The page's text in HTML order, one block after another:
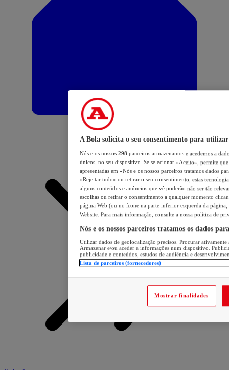
A Bola solicita o seu consentimento para utilizar
Nós e os nossos 298 parceiros armazenamos e acedemos a
únicos, no seu dispositivo. Se selecionar «Aceito», permite
apresentadas em «Nós e os nossos parceiros tratamos dados
«Rejeitar tudo» ou retirar o seu consentimento, estas
alguns conteúdos e anúncios que vê poderão não ser tão
escolhas ou retirar o consentimento a qualquer momento
página Web (ou no ícone na parte inferior esquerda da página,
Website. Para mais informação, consulte a nossa política de
Nós e os nossos parceiros tratamos os dados
Utilizar dados de geolocalização precisos. Procurar
Armazenar e/ou aceder a informações num dispositivo.
publicidade e conteúdos, estudos de audiência e
Lista de parceiros (fornecedores)
Mostrar finalidades